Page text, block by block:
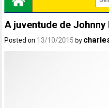
A juventude de
Posted on 13/10/2015 by